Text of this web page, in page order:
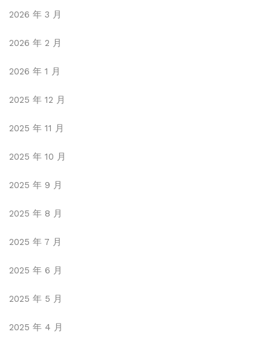
2026 年 3 月
2026 年 2 月
2026 年 1 月
2025 年 12 月
2025 年 11 月
2025 年 10 月
2025 年 9 月
2025 年 8 月
2025 年 7 月
2025 年 6 月
2025 年 5 月
2025 年 4 月